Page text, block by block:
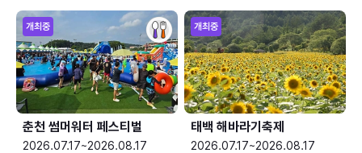
개최중
춘천 썸머워터 페스티벌
2026.07.17~2026.08.17
개최중
태백 해바라기축제
2026.07.17~2026.08.17